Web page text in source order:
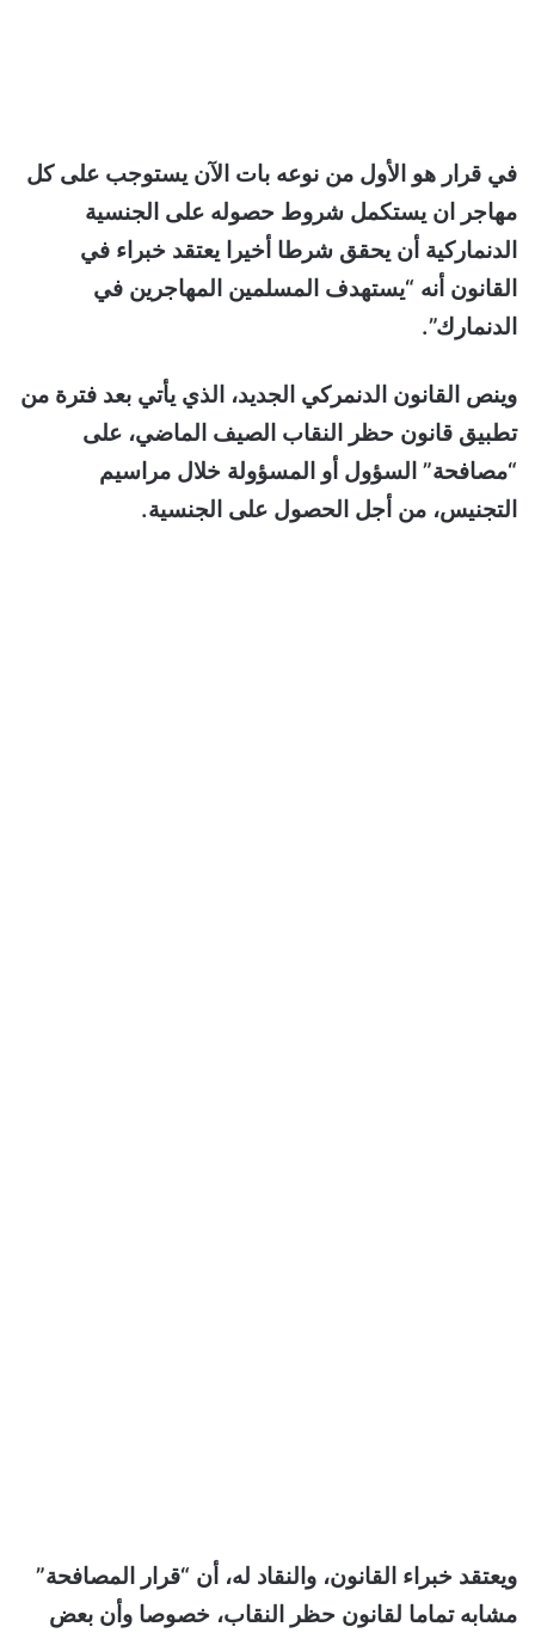
في قرار هو الأول من نوعه بات الآن يستوجب على كل
مهاجر ان يستكمل شروط حصوله على الجنسية
الدنماركية أن يحقق شرطا أخيرا يعتقد خبراء في
القانون أنه “يستهدف المسلمين المهاجرين في
الدنمارك”.
وينص القانون الدنمركي الجديد، الذي يأتي بعد فترة من
تطبيق قانون حظر النقاب الصيف الماضي، على
“مصافحة” السؤول أو المسؤولة خلال مراسيم
التجنيس، من أجل الحصول على الجنسية.
ويعتقد خبراء القانون، والنقاد له، أن “قرار المصافحة”
مشابه تماما لقانون حظر النقاب، خصوصا وأن بعض